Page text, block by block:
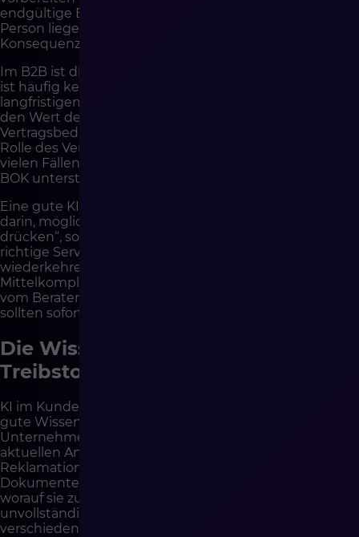
endgültige Entscheidung sollte jedoch bei einer
Person liegen, die die geschäftlichen und relationalen
Konsequenzen versteht.
Im B2B ist dies besonders wichtig. Ein Geschäftskunde
ist häufig kein anonymer Käufer, sondern Teil einer
langfristigen Handelsbeziehung. Automatisierung darf
den Wert des Kunden, die Zusammenarbeitshistorie,
Vertragsbedingungen, individuelle Absprachen und die
Rolle des Vertriebsmitarbeiters nicht ignorieren. In
vielen Fällen sollte KI den Vertriebsmitarbeiter oder
BOK unterstützen, aber die Beziehung nicht ersetzen.
Eine gute KI-Implementierung besteht daher nicht
darin, möglichst viele Fälle „durch den Automaten zu
drücken“, sondern darin, dass die richtigen Fälle auf das
richtige Serviceniveau gelangen. Einfache und
wiederkehrende Fragen können automatisiert werden.
Mittelkomplexe Fälle können durch KI unterstützt und
vom Berater bestätigt werden. Strategische Fälle
sollten sofort zum Menschen gelangen.
Die Wissensdatenbank ist
Treibstoff für KI und Self-Service
KI im Kundenservice lässt sich nicht wirksam ohne
gute Wissensdatenbank implementieren. Wenn das
Unternehmen keine beschriebenen Verfahren,
aktuellen Antworten, klaren Regeln für Rückgaben,
Reklamationen, Lieferung, Zahlungen, Produkte,
Dokumente und Ausnahmen hat, wird KI nichts haben,
worauf sie zugreifen kann. Sie wird Antworten auf Basis
unvollständiger Daten oder Wissen generieren, das an
verschiedenen Stellen verstreut ist.